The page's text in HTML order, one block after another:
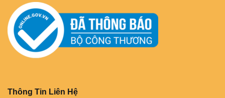
Thông Tin Liên Hệ